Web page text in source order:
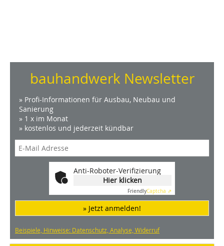
bauhandwerk Newsletter
» Profi-Informationen für Ausbau, Neubau und
Sanierung
» 1 x im Monat
» kostenlos und jederzeit kündbar
Anti-Roboter-Verifizierung
Hier klicken
FriendlyCaptcha ⇗
» Jetzt anmelden!
Beispiele, Hinweise: Datenschutz, Analyse, Widerruf